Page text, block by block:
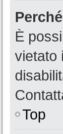
È
vietato
Top